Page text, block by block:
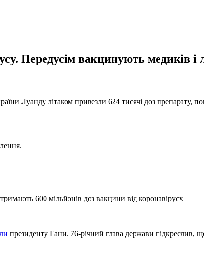
Передусім вакцинують медиків
Луанду літаком привезли 624 тисячі доз препарату,
600 мільйонів доз вакцини від коронавірусу.
президенту Гани. 76-річний глава держави підкреслив,